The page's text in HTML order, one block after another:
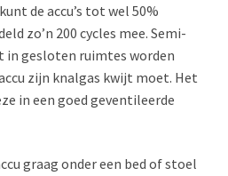
de accu’s tot wel 50%
zo’n 200 cycles mee. Semi-
in gesloten ruimtes worden
zijn knalgas kwijt moet. Het
in een goed geventileerde
graag onder een bed of stoel